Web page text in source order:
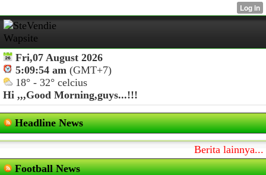
Fri,07 August 2026
5:09:54 am (GMT+7)
18° - 32° celcius
Hi ,,,Good Morning,guys...!!!
Headline News
Berita lainnya...
Football News